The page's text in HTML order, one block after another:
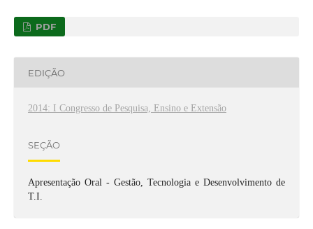
PDF
EDIÇÃO
2014: I Congresso de Pesquisa, Ensino e Extensão
SEÇÃO
Apresentação Oral - Gestão, Tecnologia e Desenvolvimento de
T.I.